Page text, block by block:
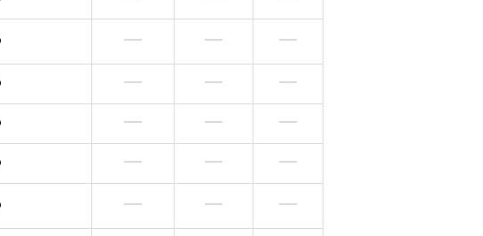
含まれません
含まれません
含まれません
含まれません
含まれません